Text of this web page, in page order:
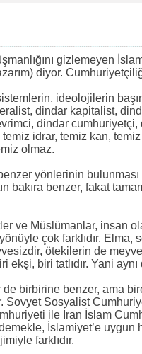
gizlemeyen
diyor.
ideolojilerin
dindar kapitalist,
dindar cumhuriyetçi,
idrar, temiz kan,
olmaz.
yönlerinin
bakıra benzer, fakat
ve Müslümanlar, insan
çok farklıdır.
ötekilerin de
ekşi, biri tatlıdır. Yani
birbirine benzer, ama
Sovyet Sosyalist
ile İran İslam
İslamiyet’e
farklıdır.